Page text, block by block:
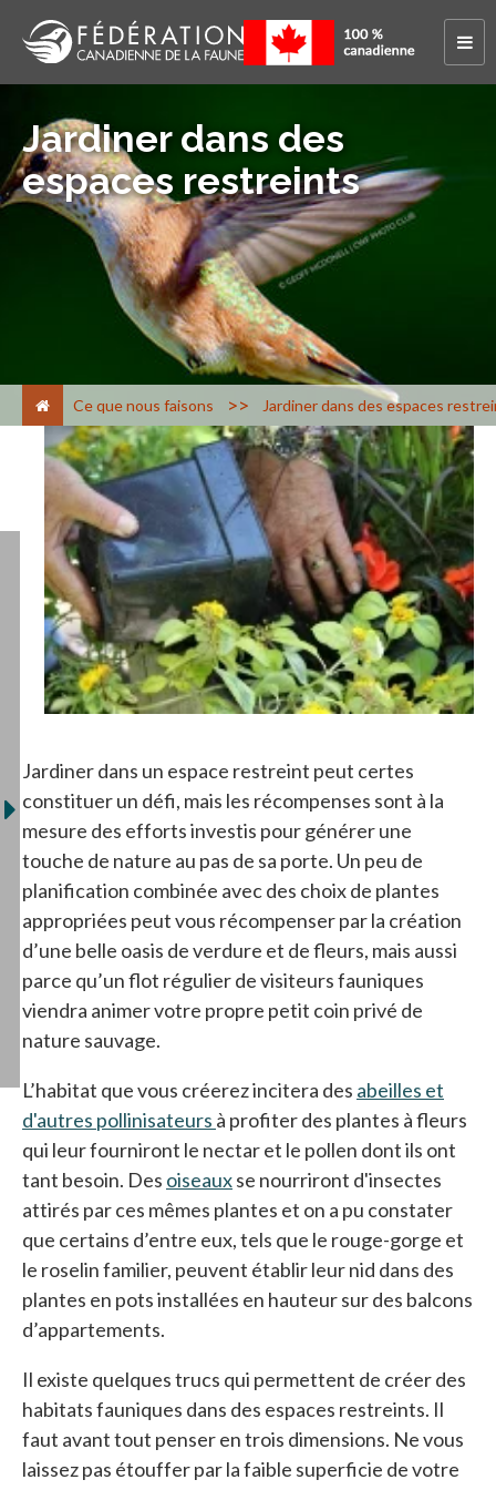
Jardiner dans des
espaces restreints
Ce que nous faisons > Jardiner dans des espaces
Jardiner dans un espace restreint peut certes
constituer un défi, mais les récompenses sont à la
mesure des efforts investis pour générer une
touche de nature au pas de sa porte. Un peu de
planification combinée avec des choix de plantes
appropriées peut vous récompenser par la création
d’une belle oasis de verdure et de fleurs, mais aussi
parce qu’un flot régulier de visiteurs fauniques
viendra animer votre propre petit coin privé de
nature sauvage.
L’habitat que vous créerez incitera des abeilles et
d'autres pollinisateurs à profiter des plantes à fleurs
qui leur fourniront le nectar et le pollen dont ils ont
tant besoin. Des oiseauxse nourriront d'insectes
attirés par ces mêmes plantes et on a pu constater
que certains d’entre eux, tels que le rouge-gorge et
le roselin familier, peuvent établir leur nid dans des
plantes en pots installées en hauteur sur des balcons
d’appartements.
Il existe quelques trucs qui permettent de créer des
habitats fauniques dans des espaces restreints. Il
faut avant tout penser en trois dimensions. Ne vous
laissez pas étouffer par la faible superficie de votre